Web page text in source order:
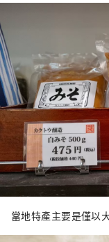
當地特產主要是僅以